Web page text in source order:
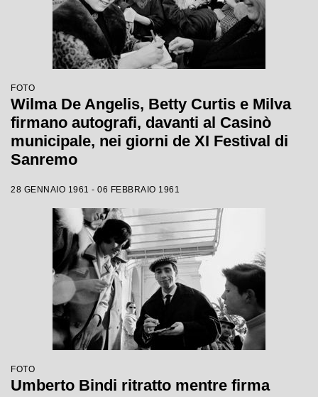
FOTO
Wilma De Angelis, Betty Curtis e Milva
firmano autografi, davanti al Casinò
municipale, nei giorni de XI Festival di
Sanremo
28 GENNAIO 1961 - 06 FEBBRAIO 1961
FOTO
Umberto Bindi ritratto mentre firma